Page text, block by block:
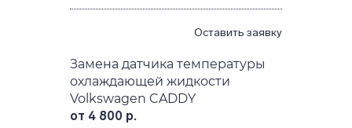
Оставить заявку
Замена датчика температуры
охлаждающей жидкости
Volkswagen CADDY
от 4 800 р.